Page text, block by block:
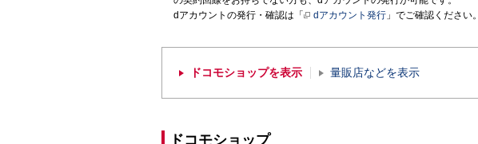
dアカウントの発行・確認は「
dアカウント発行 」でご確認ください。
ドコモショップを表示 量販店などを表示
ドコモショップ